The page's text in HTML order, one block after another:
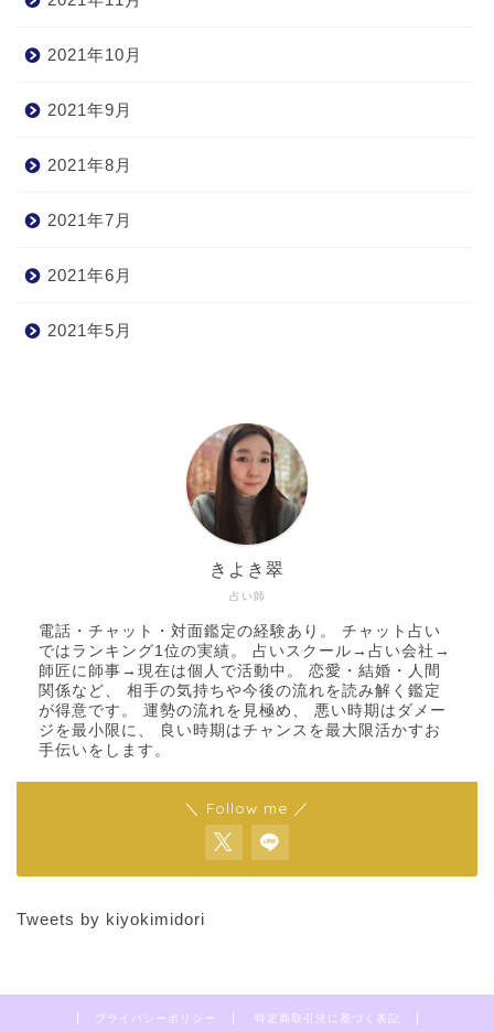
2021年10月
2021年9月
2021年8月
2021年7月
2021年6月
2021年5月
占い師
きよき翠
電話・チャット・対面鑑定の経験あり。 チャット占い
ではランキング1位の実績。 占いスクール→占い会社→
師匠に師事→現在は個人で活動中。 恋愛・結婚・人間
関係など、 相手の気持ちや今後の流れを読み解く鑑定
が得意です。 運勢の流れを見極め、 悪い時期はダメー
ジを最小限に、 良い時期はチャンスを最大限活かすお
手伝いをします。
＼ Follow me ／
Tweets by kiyokimidori
プライバシーポリシー 特定商取引法に基づく表記